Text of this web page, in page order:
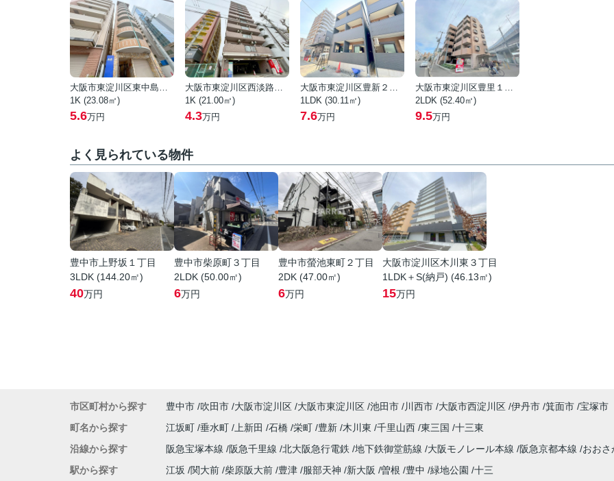
大阪市東淀川区東中島２丁目
1K (23.08㎡)
5.6万円
大阪市東淀川区西淡路１丁目
1K (21.00㎡)
4.3万円
大阪市東淀川区豊新２丁目
1LDK (30.11㎡)
7.6万円
大阪市東淀川区豊里１丁目
2LDK (52.40㎡)
9.5万円
よく見られている物件
豊中市上野坂１丁目
3LDK (144.20㎡)
40万円
豊中市柴原町３丁目
2LDK (50.00㎡)
6万円
豊中市螢池東町２丁目
2DK (47.00㎡)
6万円
大阪市淀川区木川東３丁目
1LDK＋S(納戸) (46.13㎡)
15万円
市区町村から探す 豊中市 吹田市 大阪市淀川区 大阪市東淀川区 池田市 川西市 大阪市西淀川区 伊丹市 箕面市 宝塚市
町名から探す
江坂町 垂水町 上新田 石橋 栄町 豊新 木川東 千里山西 東三国
十三東
沿線から探す
阪急宝塚本線 阪急千里線 北大阪急行電鉄 地下鉄御堂筋線 大阪モノレール本線 阪急京都本線 おおさ
駅から探す
江坂 関大前 柴原阪大前 豊津 服部天神 新大阪 曽根 豊中 緑地公園 十三